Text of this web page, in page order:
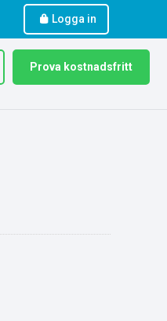
Logga in
Prova kostnadsfritt